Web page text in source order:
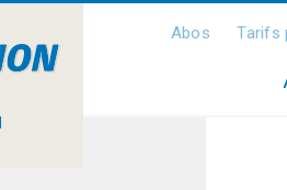
Abos Tarifs